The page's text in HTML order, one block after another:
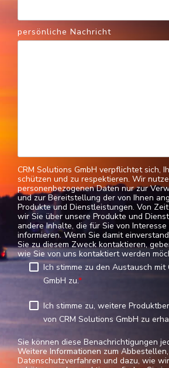
persönliche Nachricht
CRM Solutions GmbH verpflichtet sich,
schützen und zu respektieren. Wir
personenbezogenen Daten nur zur
und zur Bereitstellung der von Ihnen
Produkte und Dienstleistungen. Von
wir Sie über unsere Produkte und
andere Inhalte, die für Sie von Interesse
informieren. Wenn Sie damit
Sie zu diesem Zweck kontaktieren,
wie Sie von uns kontaktiert werden
Ich stimme zu den Austausch mit
Ich stimme zu, weitere
von CRM Solutions GmbH zu
Sie können diese Benachrichtigungen
Weitere Informationen zum